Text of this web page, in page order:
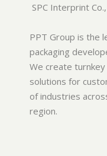
SPC Interprint
PPT Group is the
packaging
We create turnkey
solutions for
of industries
region.